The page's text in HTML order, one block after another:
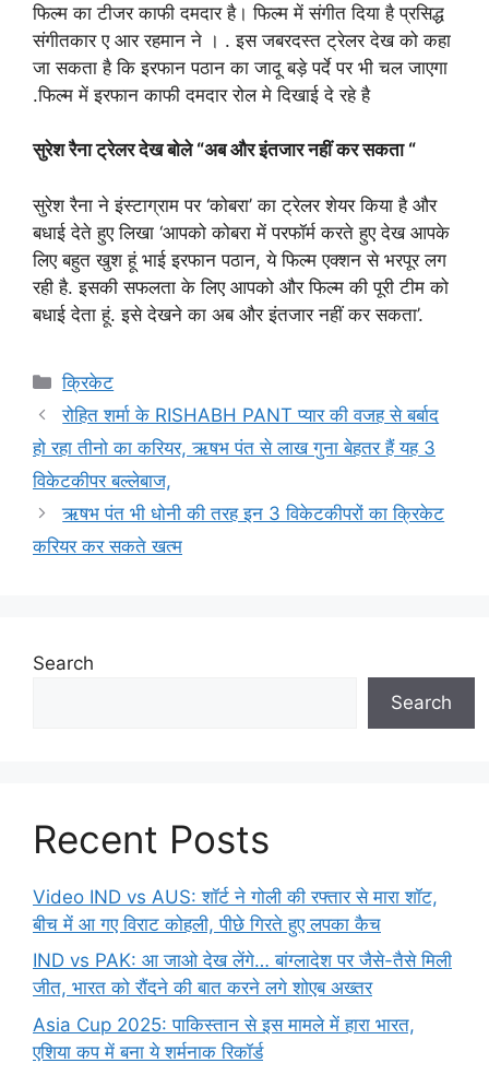
फिल्म का टीजर काफी दमदार है। फिल्म में संगीत दिया है प्रसिद्ध
संगीतकार ए आर रहमान ने । . इस जबरदस्त ट्रेलर देख को कहा
जा सकता है कि इरफान पठान का जादू बड़े पर्दे पर भी चल जाएगा
.फिल्म में इरफान काफी दमदार रोल मे दिखाई दे रहे है
सुरेश रैना ट्रेलर देख बोले “अब और इंतजार नहीं कर सकता “
सुरेश रैना ने इंस्टाग्राम पर ‘कोबरा’ का ट्रेलर शेयर किया है और
बधाई देते हुए लिखा ‘आपको कोबरा में परफॉर्म करते हुए देख आपके
लिए बहुत खुश हूं भाई इरफान पठान, ये फिल्म एक्शन से भरपूर लग
रही है. इसकी सफलता के लिए आपको और फिल्म की पूरी टीम को
बधाई देता हूं. इसे देखने का अब और इंतजार नहीं कर सकता’.
Categories
क्रिकेट
रोहित शर्मा के RISHABH PANT प्यार की वजह से बर्बाद
हो रहा तीनो का करियर, ऋषभ पंत से लाख गुना बेहतर हैं यह 3
विकेटकीपर बल्लेबाज,
ऋषभ पंत भी धोनी की तरह इन 3 विकेटकीपरों का क्रिकेट
करियर कर सकते खत्म
Search
Search
Recent Posts
Video IND vs AUS: शॉर्ट ने गोली की रफ्तार से मारा शॉट,
बीच में आ गए विराट कोहली, पीछे गिरते हुए लपका कैच
IND vs PAK: आ जाओ देख लेंगे… बांग्लादेश पर जैसे-तैसे मिली
जीत, भारत को रौंदने की बात करने लगे शोएब अख्तर
Asia Cup 2025: पाकिस्तान से इस मामले में हारा भारत,
एशिया कप में बना ये शर्मनाक रिकॉर्ड